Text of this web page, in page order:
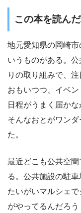
この本を読ん
地元愛知県の岡崎
いうものがある。
りの取り組みで、
おもいつつ、イベン
日程がうまく届か
そんなおとがワン
た。
最近どこも公共空
る。公共施設の駐
たいがいマルシェ
がやってるんだろ